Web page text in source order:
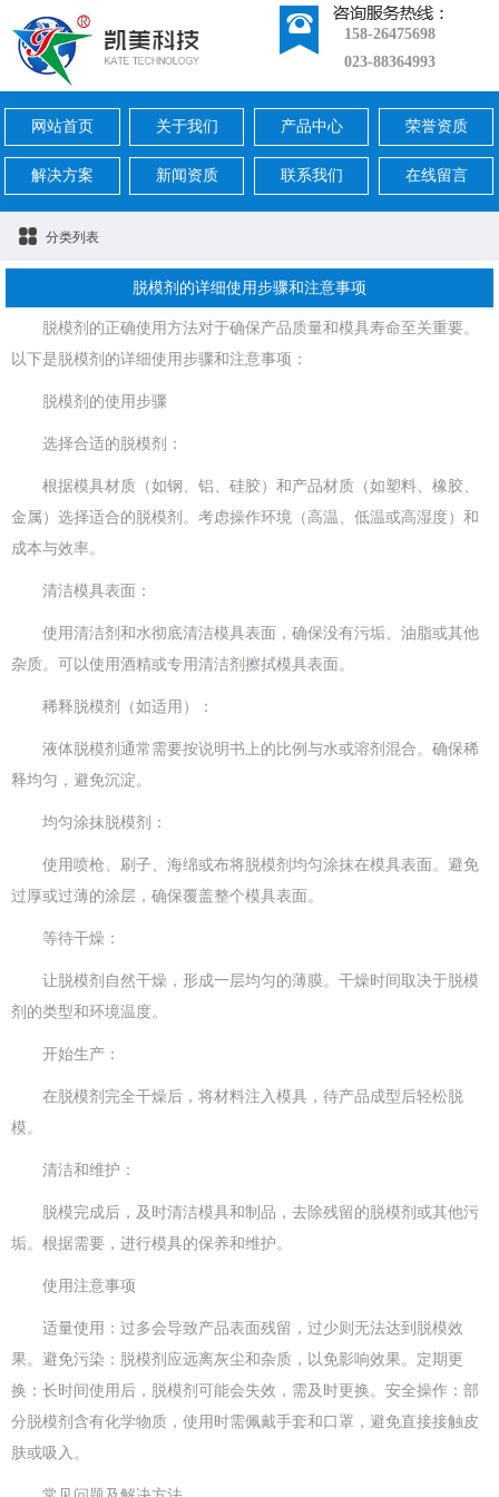
158-26475698
023-88364993
网站首页 关于我们 产品中心 荣誉资质
解决方案 新闻资质 联系我们 在线留言
分类列表
脱模剂的详细使用步骤和注意事项
脱模剂的正确使用方法对于确保产品质量和模具寿命至关重要。
以下是脱模剂的详细使用步骤和注意事项：
脱模剂的使用步骤
选择合适的脱模剂：
根据模具材质（如钢、铝、硅胶）和产品材质（如塑料、橡胶、
金属）选择适合的脱模剂。考虑操作环境（高温、低温或高湿度）和
成本与效率。
清洁模具表面：
使用清洁剂和水彻底清洁模具表面，确保没有污垢、油脂或其他
杂质。可以使用酒精或专用清洁剂擦拭模具表面。
稀释脱模剂（如适用）：
液体脱模剂通常需要按说明书上的比例与水或溶剂混合。确保稀
释均匀，避免沉淀。
均匀涂抹脱模剂：
使用喷枪、刷子、海绵或布将脱模剂均匀涂抹在模具表面。避免
过厚或过薄的涂层，确保覆盖整个模具表面。
等待干燥：
让脱模剂自然干燥，形成一层均匀的薄膜。干燥时间取决于脱模
剂的类型和环境温度。
开始生产：
在脱模剂完全干燥后，将材料注入模具，待产品成型后轻松脱
模。
清洁和维护：
脱模完成后，及时清洁模具和制品，去除残留的脱模剂或其他污
垢。根据需要，进行模具的保养和维护。
使用注意事项
适量使用：过多会导致产品表面残留，过少则无法达到脱模效
果。避免污染：脱模剂应远离灰尘和杂质，以免影响效果。定期更
换：长时间使用后，脱模剂可能会失效，需及时更换。安全操作：部
分脱模剂含有化学物质，使用时需佩戴手套和口罩，避免直接接触皮
肤或吸入。